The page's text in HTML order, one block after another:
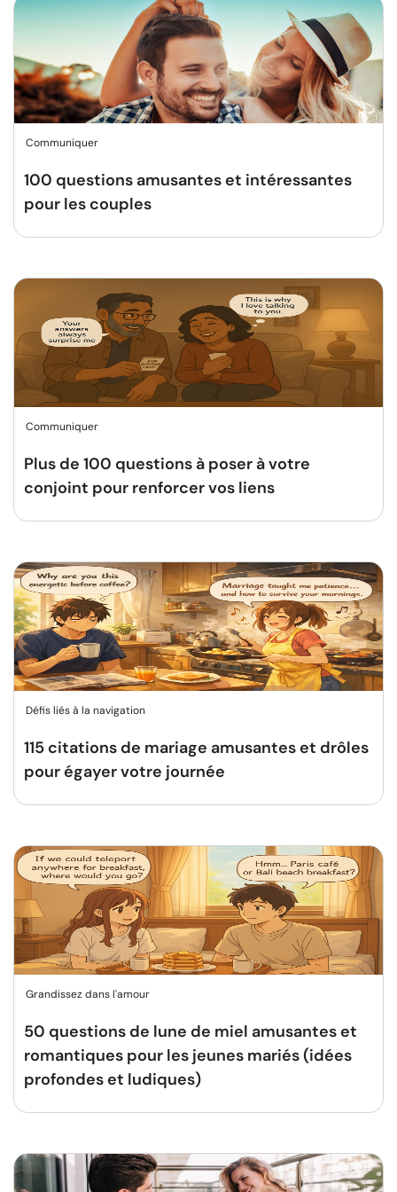
Communiquer
100 questions amusantes et intéressantes
pour les couples
Communiquer
Plus de 100 questions à poser à votre
conjoint pour renforcer vos liens
Défis liés à la navigation
115 citations de mariage amusantes et drôles
pour égayer votre journée
Grandissez dans l'amour
50 questions de lune de miel amusantes et
romantiques pour les jeunes mariés (idées
profondes et ludiques)